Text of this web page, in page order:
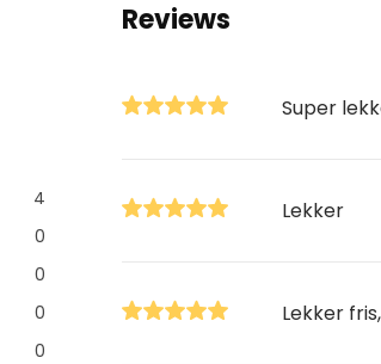
4
0
0
0
0
Reviews
Super
Lekker
Lekker